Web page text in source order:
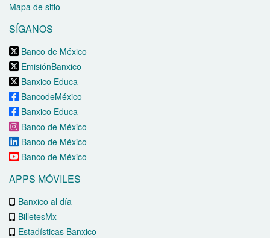
Mapa de sitio
SÍGANOS
Banco de México
EmisiónBanxico
Banxico Educa
BancodeMéxico
Banxico Educa
Banco de México
Banco de México
Banco de México
APPS MÓVILES
Banxico al día
BilletesMx
Estadísticas Banxico